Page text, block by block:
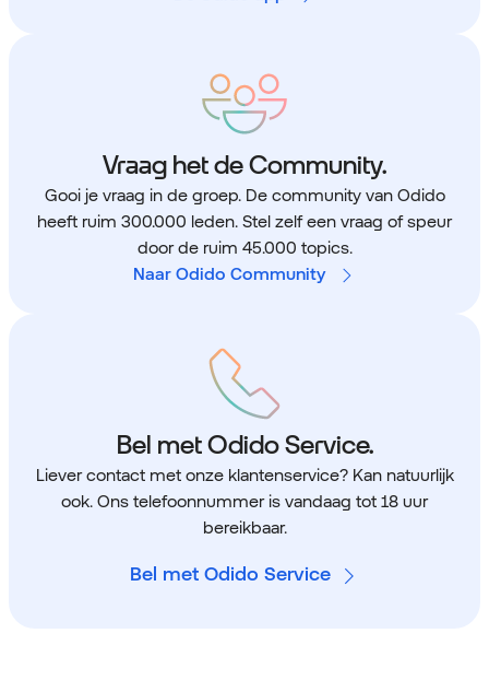
Vraag het de Community.
Gooi je vraag in de groep. De community van Odido
heeft ruim 300.000 leden. Stel zelf een vraag of speur
door de ruim 45.000 topics.
Naar Odido Community
Bel met Odido Service.
Liever contact met onze klantenservice? Kan natuurlijk
ook. Ons telefoonnummer is vandaag tot 18 uur
bereikbaar.
Bel met Odido Service